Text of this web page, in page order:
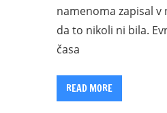
namenoma zapisal v
da to nikoli ni bila.
časa
READ MORE